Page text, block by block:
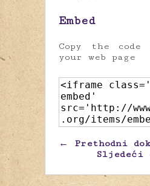
Embed
Copy the code
your web page
← Prethodni
Sljedeći